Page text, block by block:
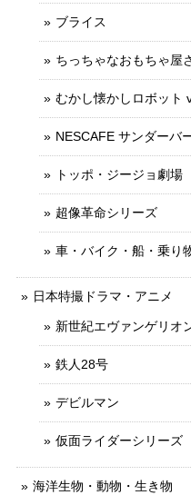
ブライス
ちっちゃなおもちゃ屋
むかし懐かしロボット
NESCAFE サンダーバ
トッポ・ジージョ劇場
超像革命シリーズ
車・バイク・船・乗り
日本特撮ドラマ・アニメ
新世紀エヴァンゲリオ
鉄人28号
デビルマン
仮面ライダーシリーズ
海洋生物・動物・生き物